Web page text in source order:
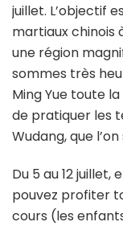
juillet. L’objectif
martiaux chinois
une région
sommes très
Ming Yue toute
de pratiquer les
Wudang, que
Du 5 au 12 juillet,
pouvez profiter
cours (les